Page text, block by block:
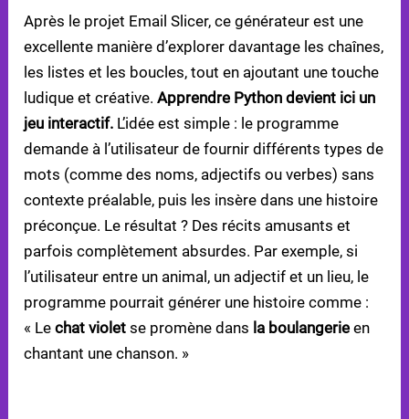
Après le projet Email Slicer, ce générateur est une
excellente manière d’explorer davantage les chaînes,
les listes et les boucles, tout en ajoutant une touche
ludique et créative.Apprendre Python devient ici un
jeu interactif. L’idée est simple : le programme
demande à l’utilisateur de fournir différents types de
mots (comme des noms, adjectifs ou verbes) sans
contexte préalable, puis les insère dans une histoire
préconçue. Le résultat ? Des récits amusants et
parfois complètement absurdes. Par exemple, si
l’utilisateur entre un animal, un adjectif et un lieu, le
programme pourrait générer une histoire comme :
« Lechat violet se promène dans la boulangerie en
chantant une chanson. »